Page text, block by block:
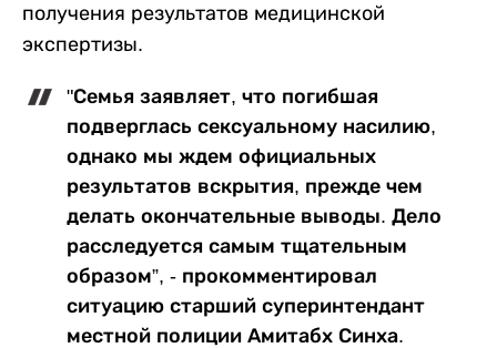
получения результатов медицинской
экспертизы.
"Семья заявляет, что погибшая
подверглась сексуальному насилию,
однако мы ждем официальных
результатов вскрытия, прежде чем
делать окончательные выводы. Дело
расследуется самым тщательным
образом”, - прокомментировал
ситуацию старший суперинтендант
местной полиции Амитабх Синха.